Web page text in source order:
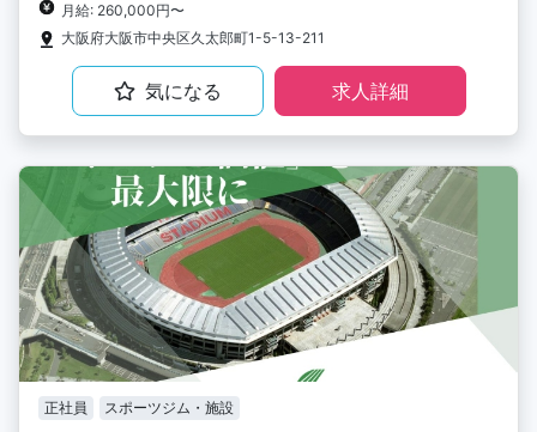
月給: 260,000円〜
大阪府大阪市中央区久太郎町1-5-13-211
気になる 求人詳細
正社員 スポーツジム・施設